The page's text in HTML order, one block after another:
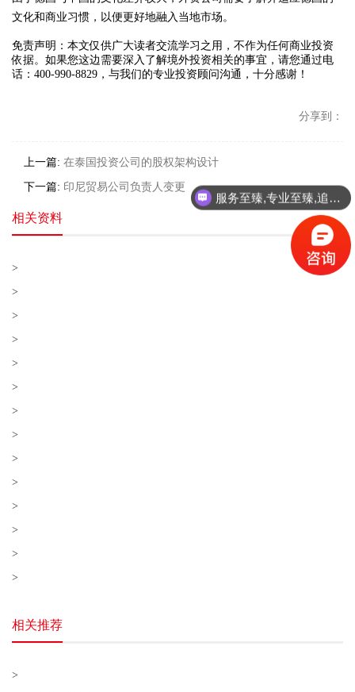
文化和商业习惯，以便更好地融入当地市场。
免责声明：本文仅供广大读者交流学习之用，不作为任何商业投资
依据。如果您这边需要深入了解境外投资相关的事宜，请您通过电
话：400-990-8829，与我们的专业投资顾问沟通，十分感谢！
分享到：
上一篇: 在泰国投资公司的股权架构设计
下一篇: 印尼贸易公司负责人变更
相关资料
>
>
>
>
>
>
>
>
>
>
>
>
>
>
相关推荐
>
服务至臻,专业至臻,追求至臻!